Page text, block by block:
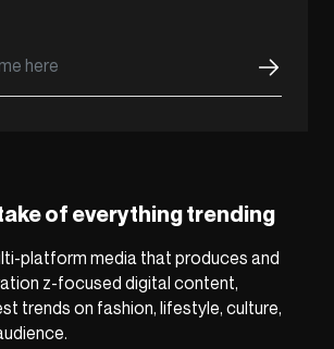
of everything trending
platform media that produces and
z-focused digital content,
trends on fashion, lifestyle, culture,